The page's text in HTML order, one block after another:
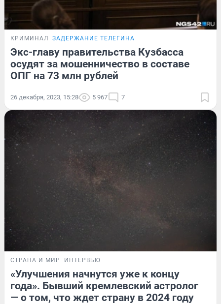
КРИМИНАЛ ЗАДЕРЖАНИЕ ТЕЛЕГИНА
Экс-главу правительства Кузбасса
осудят за мошенничество в составе
ОПГ на 73 млн рублей
26 декабря, 2023, 15:28 5 967 7
СТРАНА И МИР ИНТЕРВЬЮ
«Улучшения начнутся уже к концу
года». Бывший кремлевский астролог
— о том, что ждет страну в 2024 году